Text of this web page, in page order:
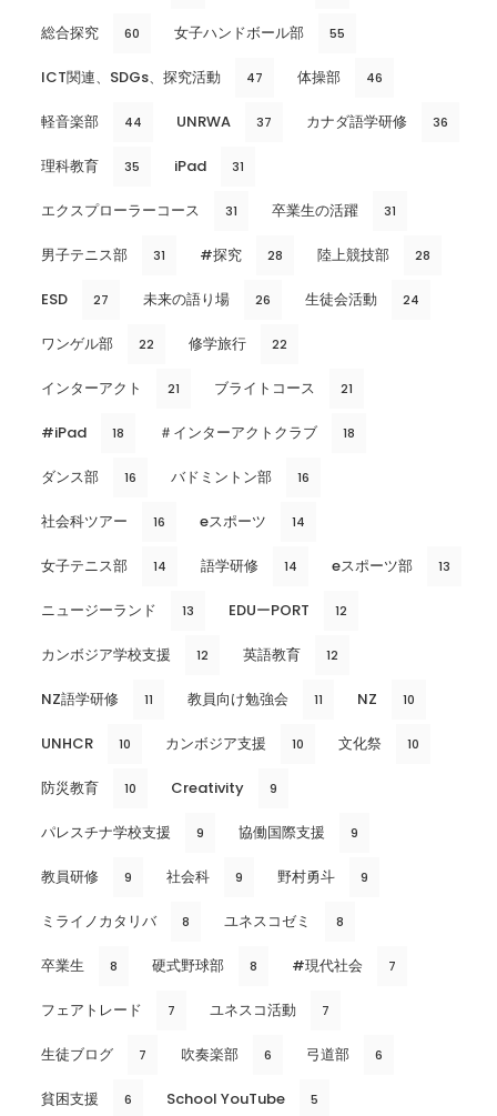
総合探究 60 女子ハンドボール部 55
ICT関連、SDGs、探究活動 47 体操部 46
軽音楽部 44 UNRWA 37 カナダ語学研修 36
理科教育 35 iPad 31
エクスプローラーコース 31 卒業生の活躍 31
男子テニス部 31 #探究 28 陸上競技部 28
ESD 27 未来の語り場 26 生徒会活動 24
ワンゲル部 22 修学旅行 22
インターアクト 21 ブライトコース 21
#iPad 18 ＃インターアクトクラブ 18
ダンス部 16 バドミントン部 16
社会科ツアー 16 eスポーツ 14
女子テニス部 14 語学研修 14 eスポーツ部 13
ニュージーランド 13 EDUーPORT 12
カンボジア学校支援 12 英語教育 12
NZ語学研修 11 教員向け勉強会 11 NZ 10
UNHCR 10 カンボジア支援 10 文化祭 10
防災教育 10 Creativity 9
パレスチナ学校支援 9 協働国際支援 9
教員研修 9 社会科 9 野村勇斗 9
ミライノカタリバ 8 ユネスコゼミ 8
卒業生 8 硬式野球部 8 #現代社会 7
フェアトレード 7 ユネスコ活動 7
生徒ブログ 7 吹奏楽部 6 弓道部 6
貧困支援 6 School YouTube 5